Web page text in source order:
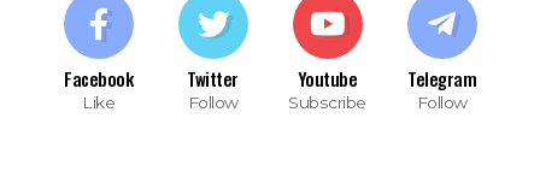
Facebook
Like
Twitter
Follow
Youtube
Subscribe
Telegram
Follow